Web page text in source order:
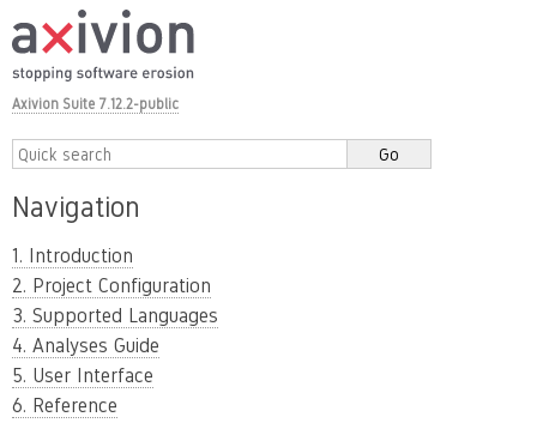
Axivion Suite 7.12.2-public
Navigation
1. Introduction
2. Project Configuration
3. Supported Languages
4. Analyses Guide
5. User Interface
6. Reference